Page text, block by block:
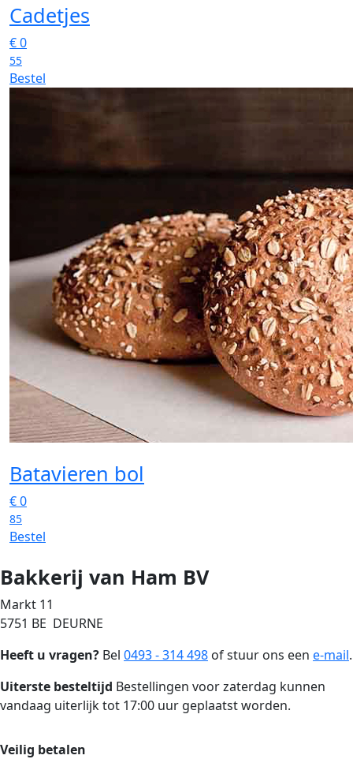
Cadetjes
€0
55
Bestel
Batavieren bol
€0
85
Bestel
Bakkerij van Ham BV
Markt 11
5751 BE DEURNE
Heeft u vragen? Bel 0493 - 314 498 of stuur ons een e-mail.
Uiterste besteltijd Bestellingen voor zaterdag kunnen
vandaag uiterlijk tot 17:00 uur geplaatst worden.
Veilig betalen